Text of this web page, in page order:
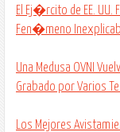
El Ej�rcito de EE. UU.
Fen�meno
Una Medusa OVNI
Grabado por Varios
Los Mejores